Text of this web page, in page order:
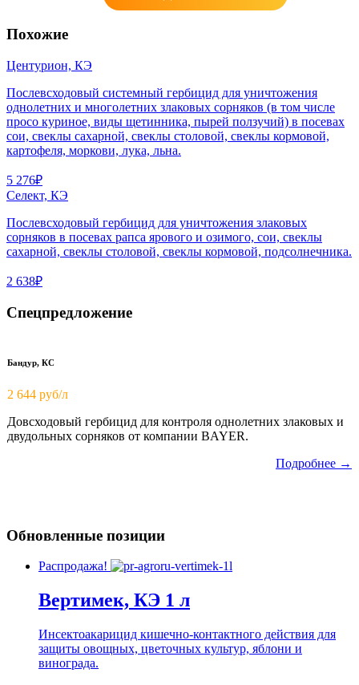
Похожие
Центурион, КЭ
Послевсходовый системный гербицид для уничтожения
однолетних и многолетних злаковых сорняков (в том числе
просо куриное, виды щетинника, пырей ползучий) в посевах
сои, свеклы сахарной, свеклы столовой, свеклы кормовой,
картофеля, моркови, лука, льна.
5 276₽
Селект, КЭ
Послевсходовый гербицид для уничтожения злаковых
сорняков в посевах рапса ярового и озимого, сои, свеклы
сахарной, свеклы столовой, свеклы кормовой, подсолнечника.
2 638₽
Спецпредложение
Бандур, КС
2 644 руб/л
Довсходовый гербицид для контроля однолетних злаковых и
двудольных сорняков от компании BAYER.
Подробнее →
Обновленные позиции
Распродажа!
Вертимек, КЭ 1 л
Инсектоакарицид кишечно-контактного действия для
защиты овощных, цветочных культур, яблони и
винограда.